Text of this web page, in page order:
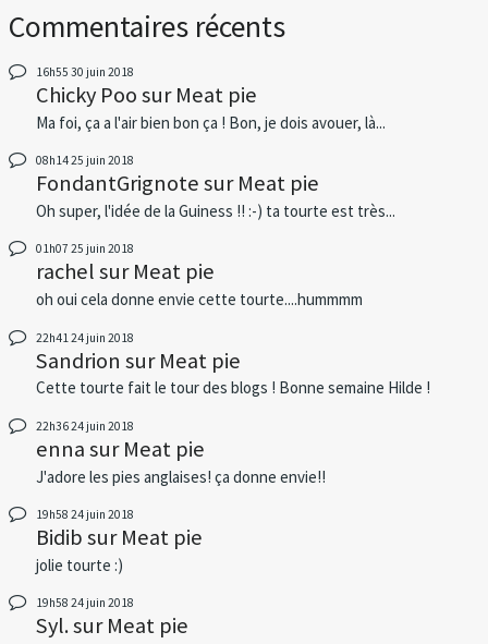
Commentaires récents
16h55 30 juin 2018
Chicky PoosurMeat pie
Ma foi, ça a l'air bien bon ça ! Bon, je dois avouer, là...
08h1425 juin 2018
FondantGrignotesurMeat pie
Oh super, l'idée de la Guiness !! :-) ta tourte est très...
01h07 25 juin 2018
rachelsurMeat pie
oh oui cela donne envie cette tourte....hummmm
22h41 24 juin 2018
Sandrion surMeat pie
Cette tourte fait le tour des blogs ! Bonne semaine Hilde !
22h3624 juin 2018
ennasurMeat pie
J'adore les pies anglaises! ça donne envie!!
19h58 24 juin 2018
BidibsurMeat pie
jolie tourte :)
19h58 24 juin 2018
Syl.surMeat pie